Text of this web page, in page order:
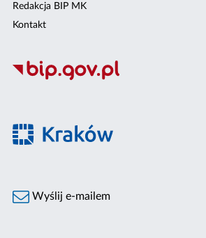
Redakcja BIP MK
Kontakt
Wyślij e-mailem